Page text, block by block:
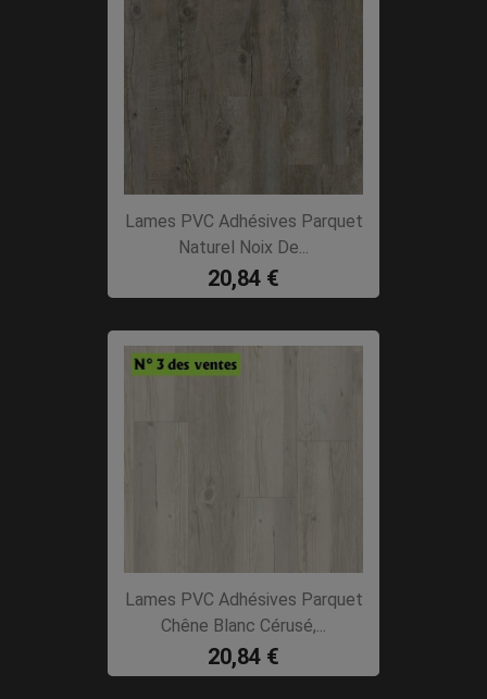
Lames PVC Adhésives Parquet
Naturel Noix De...
20,84 €
Lames PVC Adhésives Parquet
Chêne Blanc Cérusé,...
20,84 €